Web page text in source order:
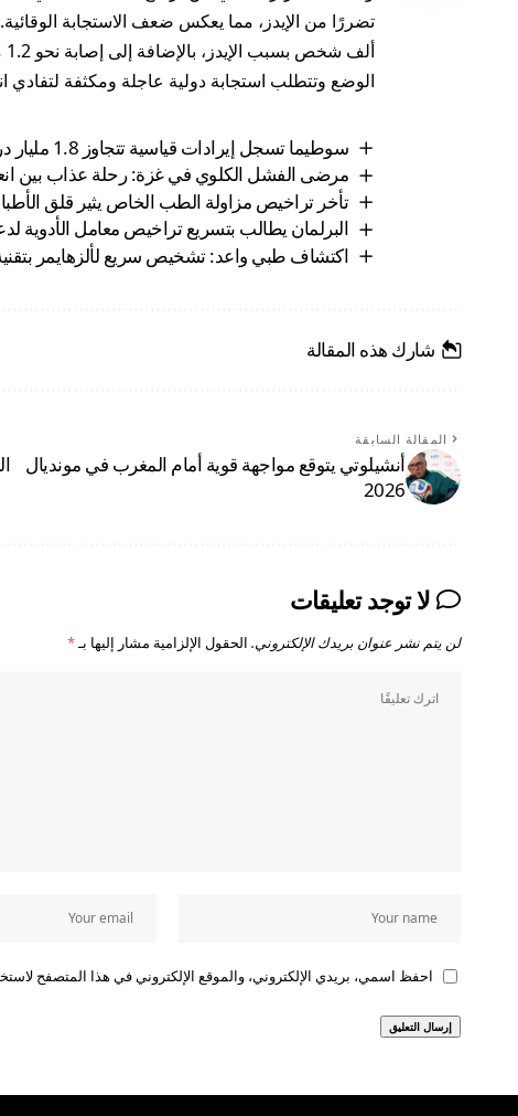
الوضع وتتطلب استجابة دولية عاجلة ومكثفة لتفادي
سوطيما تسجل إيرادات قياسية تتجاوز 1.8 مليار درهم في النصف الأول من اليوم
مرضى الفشل الكلوي في غزة: رحلة عذاب بين
تأخر تراخيص مزاولة الطب الخاص يثير قلق
البرلمان يطالب بتسريع تراخيص معامل الأدوية
اكتشاف طبي واعد: تشخيص سريع لألزهايمر
شارك هذه المقالة
المقالة السابقة
أنشيلوتي يتوقع مواجهة قوية أمام المغرب في مونديال
2026
لا توجد تعليقات
لن يتم نشر عنوان بريدك الإلكتروني. الحقول الإلزامية مشار إليها بـ*
احفظ اسمي، بريدي الإلكتروني، والموقع الإلكتروني في هذا المتصفح